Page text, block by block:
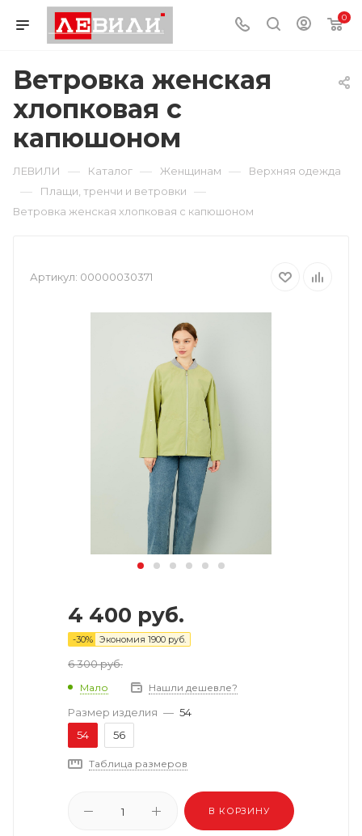
0
Ветровка женская
хлопковая с
капюшоном
ЛЕВИЛИ — Каталог — Женщинам — Верхняя одежда
— Плащи, тренчи и ветровки —
Ветровка женская хлопковая с капюшоном
Артикул: 00000030371
4 400 руб.
-30% Экономия 1900 руб.
6 300руб.
Мало Нашли дешевле?
Размер изделия — 54
54
56
Таблица размеров
В КОРЗИНУ